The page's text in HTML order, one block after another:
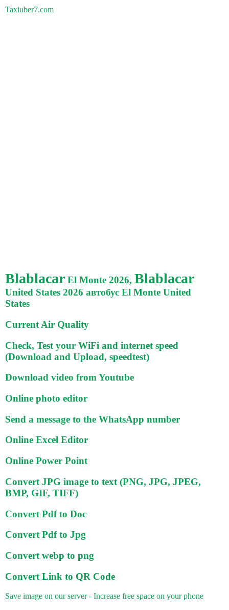
Taxiuber7.com
Blablacar El Monte 2026, Blablacar
United States 2026 автобус El Monte United
States
Current Air Quality
Check, Test your WiFi and internet speed
(Download and Upload, speedtest)
Download video from Youtube
Online photo editor
Send a message to the WhatsApp number
Online Excel Editor
Online Power Point
Convert JPG image to text (PNG, JPG, JPEG,
BMP, GIF, TIFF)
Convert Pdf to Doc
Convert Pdf to Jpg
Convert webp to png
Convert Link to QR Code
Save image on our server - Increase free space on your phone